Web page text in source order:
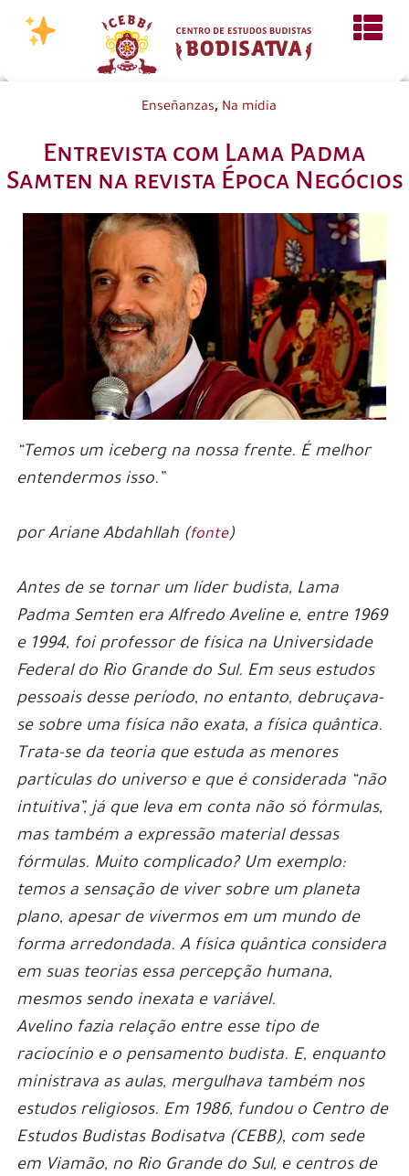
Enseñanzas, Na mídia
Entrevista com Lama Padma
Samten na revista Época Negócios
“Temos um iceberg na nossa frente. É melhor
entendermos isso.”
por Ariane Abdahllah (fonte)
Antes de se tornar um líder budista, Lama
Padma Semten era Alfredo Aveline e, entre 1969
e 1994, foi professor de física na Universidade
Federal do Rio Grande do Sul. Em seus estudos
pessoais desse período, no entanto, debruçava-
se sobre uma física não exata, a física quântica.
Trata-se da teoria que estuda as menores
partículas do universo e que é considerada “não
intuitiva”, já que leva em conta não só fórmulas,
mas também a expressão material dessas
fórmulas. Muito complicado? Um exemplo:
temos a sensação de viver sobre um planeta
plano, apesar de vivermos em um mundo de
forma arredondada. A física quântica considera
em suas teorias essa percepção humana,
mesmos sendo inexata e variável.
Avelino fazia relação entre esse tipo de
raciocínio e o pensamento budista. E, enquanto
ministrava as aulas, mergulhava também nos
estudos religiosos. Em 1986, fundou o Centro de
Estudos Budistas Bodisatva (CEBB), com sede
em Viamão, no Rio Grande do Sul, e centros de